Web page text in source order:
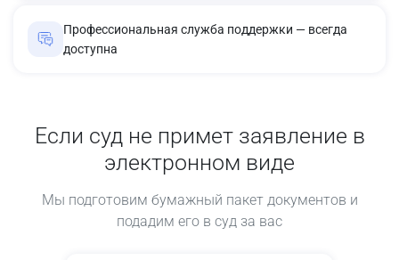
Профессиональная служба поддержки — всегда
доступна
Если суд не примет заявление в
электронном виде
Мы подготовим бумажный пакет документов и
подадим его в суд за вас